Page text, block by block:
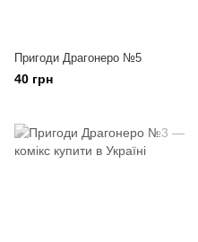
Пригоди Драгонеро №5
40 грн